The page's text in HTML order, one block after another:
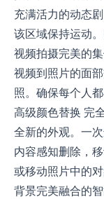
充满活力的动态
该区域保持运动
视频拍摄完美的集
视频到照片的面
照。确保每个人
高级颜色替换 完
全新的外观。一
内容感知删除，
或移动照片中的
背景完美融合的智